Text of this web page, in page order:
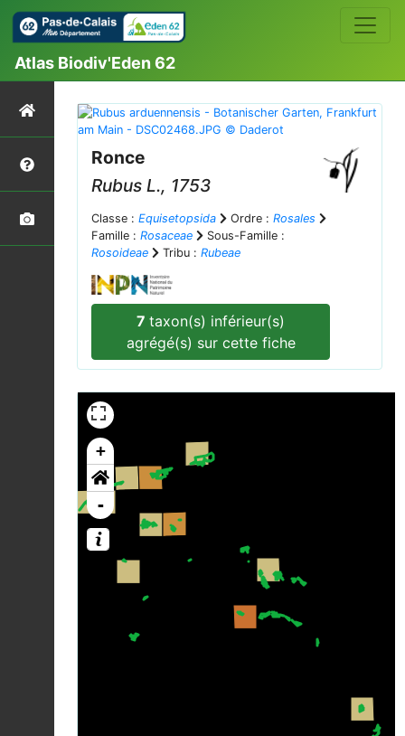
Atlas Biodiv'Eden 62
Ronce
Rubus L., 1753
Classe : Equisetopsida Ordre : Rosales
Famille : Rosaceae
Sous-Famille :
Rosoideae
Tribu : Rubeae
7taxon(s) inférieur(s)
agrégé(s) sur cette fiche
+
-